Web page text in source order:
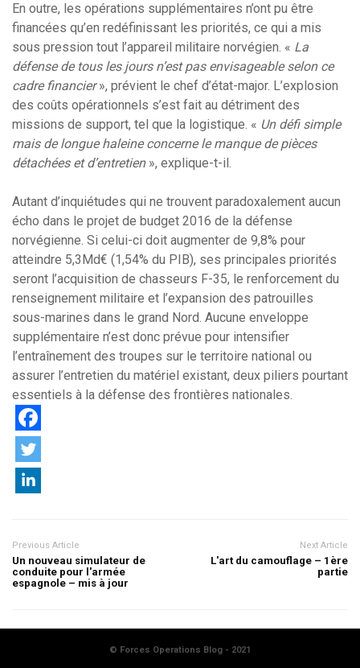
En outre, les opérations supplémentaires n’ont pu être
financées qu’en redéfinissant les priorités, ce qui a mis
sous pression tout l’appareil militaire norvégien. « La
défense de tous les jours n’est pas envisageable selon ce
cadre financier», prévient le chef d’état-major. L’explosion
des coûts opérationnels s’est fait au détriment des
missions de support, tel que la logistique. « Un défi simple
mais de longue haleine concerne le manque de pièces
détachées et d’entretien», explique-t-il.
Autant d’inquiétudes qui ne trouvent paradoxalement aucun
écho dans le projet de budget 2016 de la défense
norvégienne. Si celui-ci doit augmenter de 9,8% pour
atteindre 5,3Md€ (1,54% du PIB), ses principales priorités
seront l’acquisition de chasseurs F-35, le renforcement du
renseignement militaire et l’expansion des patrouilles
sous-marines dans le grand Nord. Aucune enveloppe
supplémentaire n’est donc prévue pour intensifier
l’entraînement des troupes sur le territoire national ou
assurer l’entretien du matériel existant, deux piliers pourtant
essentiels à la défense des frontières nationales.
Previous Article
Un nouveau simulateur de
conduite pour l'armée
espagnole – mis à jour
Next Article
L'art du camouflage – 1ère
partie
© Forces Operations Blog - 2021